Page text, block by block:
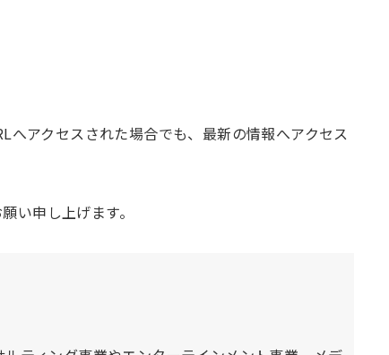
アクセスされた場合でも、最新の情報へアクセス
い申し上げます。